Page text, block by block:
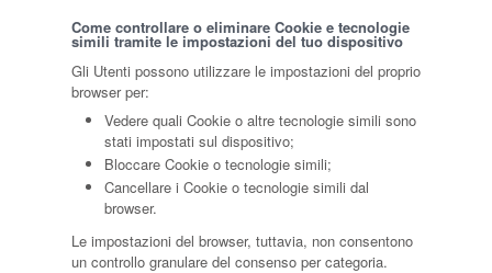
Come controllare o eliminare Cookie e tecnologie
simili tramite le impostazioni del tuo dispositivo
Gli Utenti possono utilizzare le impostazioni del proprio
browser per:
Vedere quali Cookie o altre tecnologie simili sono
stati impostati sul dispositivo;
Bloccare Cookie o tecnologie simili;
Cancellare i Cookie o tecnologie simili dal
browser.
Le impostazioni del browser, tuttavia, non consentono
un controllo granulare del consenso per categoria.